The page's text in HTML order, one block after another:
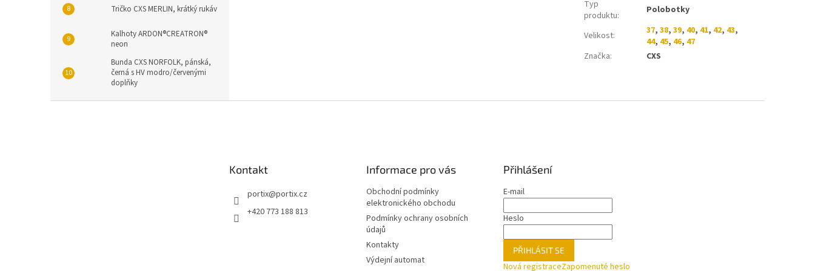
Tričko CXS MERLIN, krátký rukáv
Kalhoty ARDON®CREATRON®
neon
Bunda CXS NORFOLK, pánská,
černá s HV modro/červenými
doplňky
Typ
produktu: Polobotky
Velikost: 37,38,39, 40, 41, 42, 43,
44, 45, 46, 47
Značka: CXS
Kontakt
portix@portix.cz
+420 773 188 813
Informace pro vás
Obchodní podmínky
elektronického obchodu
Podmínky ochrany osobních
údajů
Kontakty
Výdejní automat
Přihlášení
E-mail
Heslo
PŘIHLÁSIT SE
Nová registraceZapomenuté heslo